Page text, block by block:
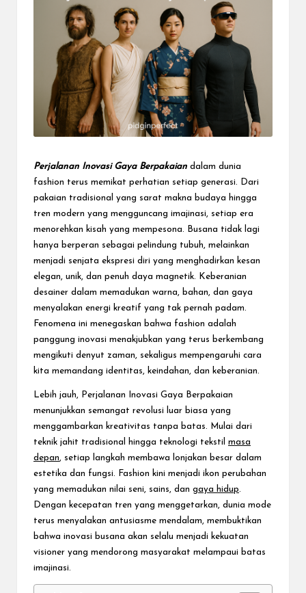
Perjalanan Inovasi Gaya Berpakaian dalam dunia
fashion terus memikat perhatian setiap generasi. Dari
pakaian tradisional yang sarat makna budaya hingga
tren modern yang mengguncang imajinasi, setiap era
menorehkan kisah yang mempesona. Busana tidak lagi
hanya berperan sebagai pelindung tubuh, melainkan
menjadi senjata ekspresi diri yang menghadirkan kesan
elegan, unik, dan penuh daya magnetik. Keberanian
desainer dalam memadukan warna, bahan, dan gaya
menyalakan energi kreatif yang tak pernah padam.
Fenomena ini menegaskan bahwa fashion adalah
panggung inovasi menakjubkan yang terus berkembang
mengikuti denyut zaman, sekaligus mempengaruhi cara
kita memandang identitas, keindahan, dan keberanian.
Lebih jauh, Perjalanan Inovasi Gaya Berpakaian
menunjukkan semangat revolusi luar biasa yang
menggambarkan kreativitas tanpa batas. Mulai dari
teknik jahit tradisional hingga teknologi tekstil masa
depan, setiap langkah membawa lonjakan besar dalam
estetika dan fungsi. Fashion kini menjadi ikon perubahan
yang memadukan nilai seni, sains, dan gaya hidup.
Dengan kecepatan tren yang menggetarkan, dunia mode
terus menyalakan antusiasme mendalam, membuktikan
bahwa inovasi busana akan selalu menjadi kekuatan
visioner yang mendorong masyarakat melampaui batas
imajinasi.